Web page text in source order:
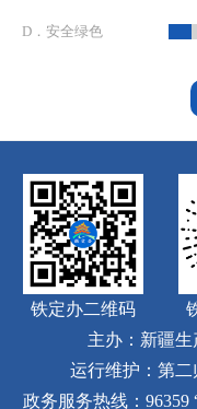
D．安全绿色
铁定办二维码
主办：新疆
运行维护：第
政务服务热线：96359